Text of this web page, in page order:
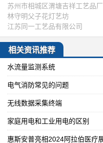
苏州市相城区渭塘吉祥工艺品厂
林守明父子花灯艺坊
江苏同一工艺品有限公司
相关资讯推荐
水流量监测系统
电气消防常见的问题
无线数据采集终端
家庭用电和工业用电的区别